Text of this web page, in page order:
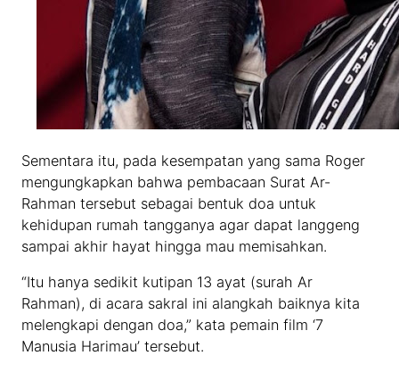
Sementara itu, pada kesempatan yang sama Roger
mengungkapkan bahwa pembacaan Surat Ar-
Rahman tersebut sebagai bentuk doa untuk
kehidupan rumah tangganya agar dapat langgeng
sampai akhir hayat hingga mau memisahkan.
“Itu hanya sedikit kutipan 13 ayat (surah Ar
Rahman), di acara sakral ini alangkah baiknya kita
melengkapi dengan doa,” kata pemain film ‘7
Manusia Harimau’ tersebut.